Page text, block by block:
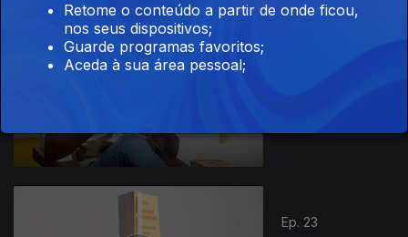
Ep. 23
Retome o conteúdo a partir de onde ficou,
nos seus dispositivos;
Guarde programas favoritos;
Aceda à sua área pessoal;